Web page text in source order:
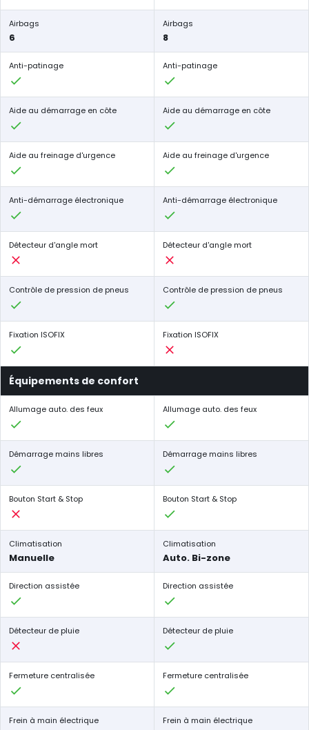
Airbags
6
Airbags
8
Anti-patinage Anti-patinage
Aide au démarrage en côte Aide au démarrage en côte
Aide au freinage d'urgence Aide au freinage d'urgence
Anti-démarrage électronique Anti-démarrage électronique
Détecteur d'angle mort Détecteur d'angle mort
Contrôle de pression de pneus Contrôle de pression de pneus
Fixation ISOFIX Fixation ISOFIX
Équipements de confort
Allumage auto. des feux Allumage auto. des feux
Démarrage mains libres Démarrage mains libres
Bouton Start & Stop Bouton Start & Stop
Climatisation
Manuelle
Climatisation
Auto. Bi-zone
Direction assistée Direction assistée
Détecteur de pluie Détecteur de pluie
Fermeture centralisée Fermeture centralisée
Frein à main électrique Frein à main électrique